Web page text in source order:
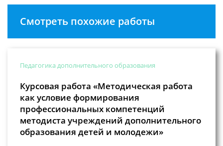
Смотреть похожие работы
Педагогика дополнительного образования
Курсовая работа «Методическая работа
как условие формирования
профессиональных компетенций
методиста учреждений дополнительного
образования детей и молодежи»